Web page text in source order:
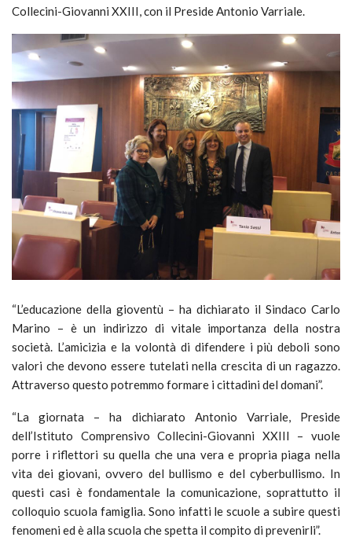
Collecini-Giovanni XXIII, con il Preside Antonio Varriale.
“L’educazione della gioventù – ha dichiarato il Sindaco Carlo
Marino – è un indirizzo di vitale importanza della nostra
società. L’amicizia e la volontà di difendere i più deboli sono
valori che devono essere tutelati nella crescita di un ragazzo.
Attraverso questo potremmo formare i cittadini del domani”.
“La giornata – ha dichiarato Antonio Varriale, Preside
dell’Istituto Comprensivo Collecini-Giovanni XXIII – vuole
porre i riflettori su quella che una vera e propria piaga nella
vita dei giovani, ovvero del bullismo e del cyberbullismo. In
questi casi è fondamentale la comunicazione, soprattutto il
colloquio scuola famiglia. Sono infatti le scuole a subire questi
fenomeni ed è alla scuola che spetta il compito di prevenirli”.